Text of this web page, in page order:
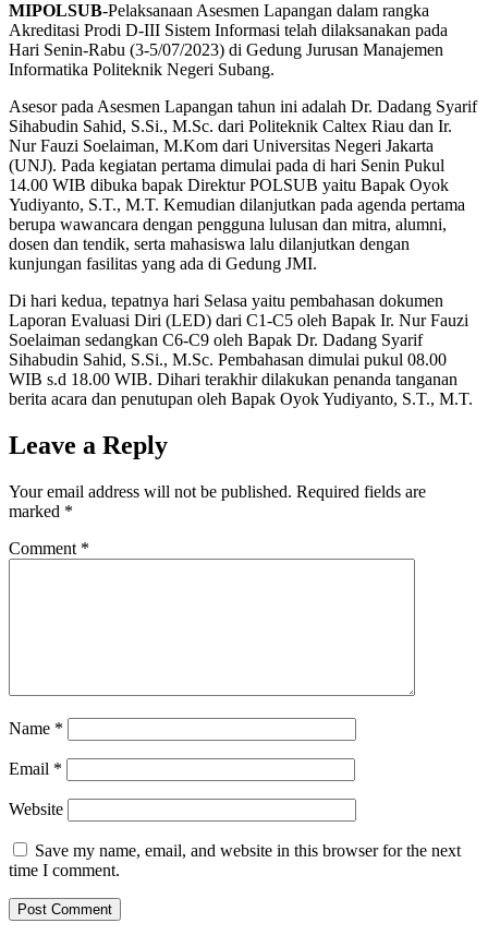
MIPOLSUB-Pelaksanaan Asesmen Lapangan dalam rangka
Akreditasi Prodi D-III Sistem Informasi telah dilaksanakan pada
Hari Senin-Rabu (3-5/07/2023) di Gedung Jurusan Manajemen
Informatika Politeknik Negeri Subang.
Asesor pada Asesmen Lapangan tahun ini adalah Dr. Dadang Syarif
Sihabudin Sahid, S.Si., M.Sc. dari Politeknik Caltex Riau dan Ir.
Nur Fauzi Soelaiman, M.Kom dari Universitas Negeri Jakarta
(UNJ). Pada kegiatan pertama dimulai pada di hari Senin Pukul
14.00 WIB dibuka bapak Direktur POLSUB yaitu Bapak Oyok
Yudiyanto, S.T., M.T. Kemudian dilanjutkan pada agenda pertama
berupa wawancara dengan pengguna lulusan dan mitra, alumni,
dosen dan tendik, serta mahasiswa lalu dilanjutkan dengan
kunjungan fasilitas yang ada di Gedung JMI.
Di hari kedua, tepatnya hari Selasa yaitu pembahasan dokumen
Laporan Evaluasi Diri (LED) dari C1-C5 oleh Bapak Ir. Nur Fauzi
Soelaiman sedangkan C6-C9 oleh Bapak Dr. Dadang Syarif
Sihabudin Sahid, S.Si., M.Sc. Pembahasan dimulai pukul 08.00
WIB s.d 18.00 WIB. Dihari terakhir dilakukan penanda tanganan
berita acara dan penutupan oleh Bapak Oyok Yudiyanto, S.T., M.T.
Leave a Reply
Your email address will not be published. Required fields are
marked *
Comment *
Name *
Email *
Website
Save my name, email, and website in this browser for the next
time I comment.